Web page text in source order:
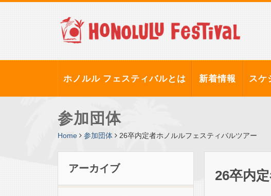
ホノルル フェスティバルとは 新着情報 スケ
参加団体
Home 参加団体 26卒内定者ホノルルフェスティバルツアー
アーカイブ 26卒内